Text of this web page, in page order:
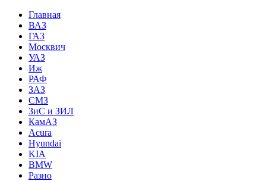
Главная
ВАЗ
ГАЗ
Москвич
УАЗ
Иж
РАФ
ЗАЗ
СМЗ
ЗиС и ЗИЛ
КамАЗ
Acura
Hyundai
KIA
BMW
Разно